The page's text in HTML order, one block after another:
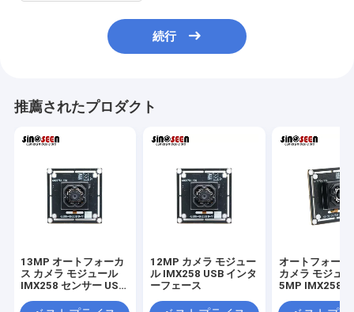
続行
推薦されたプロダクト
13MP オートフォーカ
ス カメラ モジュール
IMX258 センサー USB
12MP カメラ モジュー
ル IMX258 USB インタ
ーフェース
オートフォーカ
カメラ モジュ
5MP IMX258